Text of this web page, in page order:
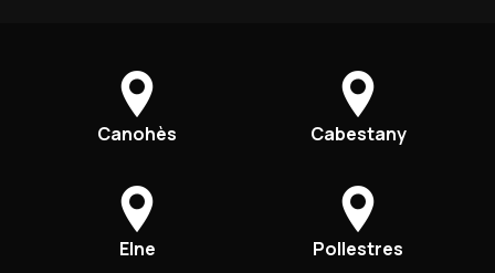
Canohès Cabestany
Elne Pollestres